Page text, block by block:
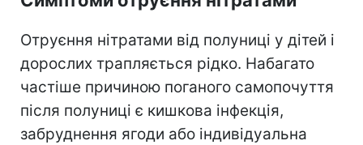
Отруєння нітратами від полуниці у дітей і
дорослих трапляється рідко. Набагато
частіше причиною поганого самопочуття
після полуниці є кишкова інфекція,
забруднення ягоди або індивідуальна